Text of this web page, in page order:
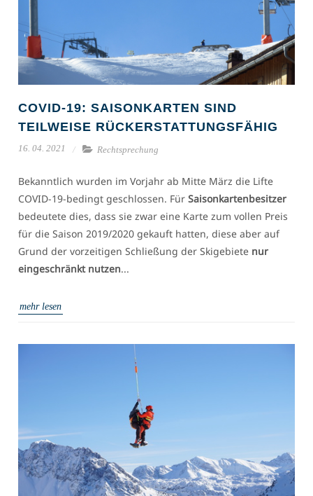
COVID-19: SAISONKARTEN SIND
TEILWEISE RÜCKERSTATTUNGSFÄHIG
16. 04. 2021 Rechtsprechung
Bekanntlich wurden im Vorjahr ab Mitte März die Lifte
COVID-19-bedingt geschlossen. FürSaisonkartenbesitzer
bedeutete dies, dass sie zwar eine Karte zum vollen Preis
für die Saison 2019/2020 gekauft hatten, diese aber auf
Grund der vorzeitigen Schließung der Skigebiete nur
eingeschränkt nutzen...
mehr lesen